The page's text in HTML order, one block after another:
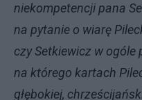
niekompetencji pana
na pytanie o wiarę
czy Setkiewicz w ogóle
na którego kartach
głębokiej,